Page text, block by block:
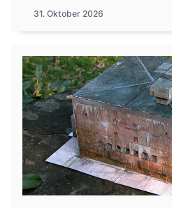
31. Oktober 2026